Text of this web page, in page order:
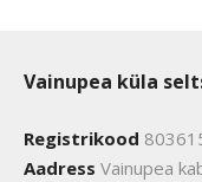
Vainupea küla
Registrikood
Aadress Vainupea